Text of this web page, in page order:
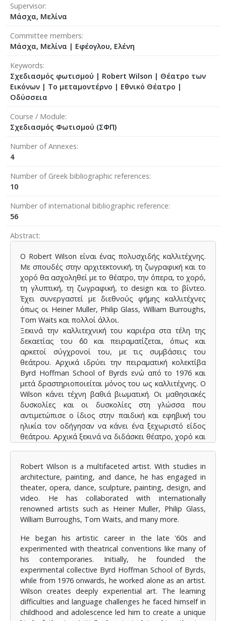
Supervisor
Μάσχα, Μελίνα
Committee members
Μάσχα, Μελίνα | Εφέογλου, Ελένη
Keywords
Σχεδιασμός φωτισμού | Robert Wilson | Θέατρο των
Εικόνων | Το μεταμοντέρνο | Εθνικό Θέατρο |
Οδύσσεια
Course / Module
Σχεδιασμός Φωτισμού (ΣΦΠ)
Number of Annexes
4
Number of Greek bibliographic references
10
Number of international bibliographic reference
56
Abstract
Ο Robert Wilson είναι ένας πολυσχιδής καλλιτέχνης.
Με σπουδές στην αρχιτεκτονική, τη ζωγραφική και το
χορό θα ασχοληθεί με το θέατρο, την όπερα, το χορό,
τη γλυπτική, τη ζωγραφική, το design και το βίντεο.
Έχει συνεργαστεί με διεθνούς φήμης καλλιτέχνες
όπως οι Heiner Muller, Philip Glass, William Burroughs,
Tom Waits και πολλοί άλλοι.
Ξεκινά την καλλιτεχνική του καριέρα στα τέλη της
δεκαετίας του ΄60 και πειραματίζεται, όπως και
αρκετοί σύγχρονοί του, με τις συμβάσεις του
θεάτρου. Αρχικά ιδρύει την πειραματική κολεκτίβα
Byrd Hoffman School of Byrds ενώ από το 1976 και
μετά δραστηριοποιείται μόνος του ως καλλιτέχνης. Ο
Wilson κάνει τέχνη βαθιά βιωματική. Οι μαθησιακές
δυσκολίες και οι δυσκολίες στη γλώσσα που
αντιμετώπισε ο ίδιος στην παιδική και εφηβική του
ηλικία τον οδήγησαν να κάνει ένα ξεχωριστό είδος
θεάτρου. Αρχικά ξεκινά να διδάσκει θέατρο, χορό και
παραβατικές συμπεριφορές. Στη συνέχεια
δημιουργεί καλλιτεχνικές εγκαταστάσεις με
κατατονικά άτομα στο νοσοκομείο χρόνιων
νοσημάτων Goldwater Hospital. Το 1967 γνωρίζει το
νεαρό κωφάλαλοRaymond Andrews(τον οποίο
υιοθετεί) από τον οποίο εμπνέεται και δημιουργεί την
την ονομάσανε οι κριτικοί της εποχής) ,η οποία είναι
παντελώς βουβή και βασίζεται εξ’ ολοκλήρου στις
κινήσεις και στα σχέδια που σχεδίαζε οRaymond
προκειμένου να συνεννοηθεί με τονWilson . Είναι η
αρχή ενός νέου είδους θεάτρου που έγινε γνωστό
ως Θέατρο των Εικόνων (Theater of Visions ή Theater
of
Images), στο οποίο καταρρίπτεται εντελώς η
αριστοτελική δομή, καταργείται ή αποδυναμώνεται η
Robert Wilson is a multifaceted artist. With studies in
architecture, painting, and dance, he has engaged in
theater, opera, dance, sculpture, painting, design, and
video. He has collaborated with internationally
renowned artists such as Heiner Muller, Philip Glass,
William Burroughs, Tom Waits, and many more.
He began his artistic career in the late '60s and
experimented with theatrical conventions like many of
his contemporaries. Initially, he founded the
experimental collective Byrd Hoffman School of Byrds,
while from 1976 onwards, he worked alone as an artist.
Wilson creates deeply experiential art. The learning
difficulties and language challenges he faced himself in
childhood and adolescence led him to create a unique